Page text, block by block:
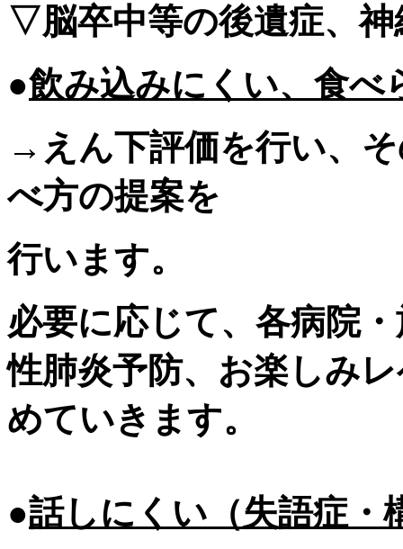
▽脳卒中等の後遺症、
●飲み込みにくい、食べ
→えん下評価を行い、
べ方の提案を
行います。
必要に応じて、各病院
性肺炎予防、お楽しみ
めていきます。
●話しにくい（失語症・